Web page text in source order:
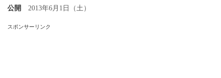
公開 2013年6月1日（土）
スポンサーリンク